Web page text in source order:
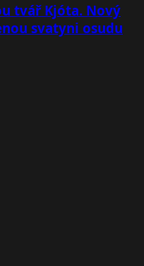
tvář Kjóta. Nový
svatyni osudu